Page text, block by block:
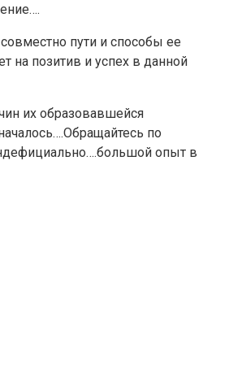
пути и способы ее
на позитив и успех в данной
их образовавшейся
по
опыт в